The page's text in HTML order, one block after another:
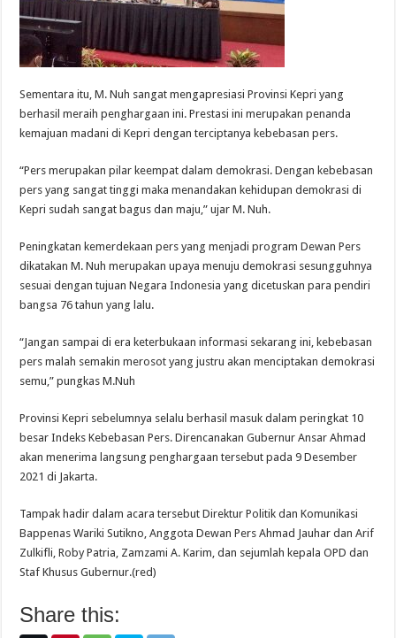
Sementara itu, M. Nuh sangat mengapresiasi Provinsi Kepri yang
berhasil meraih penghargaan ini. Prestasi ini merupakan penanda
kemajuan madani di Kepri dengan terciptanya kebebasan pers.
“Pers merupakan pilar keempat dalam demokrasi. Dengan kebebasan
pers yang sangat tinggi maka menandakan kehidupan demokrasi di
Kepri sudah sangat bagus dan maju,” ujar M. Nuh.
Peningkatan kemerdekaan pers yang menjadi program Dewan Pers
dikatakan M. Nuh merupakan upaya menuju demokrasi sesungguhnya
sesuai dengan tujuan Negara Indonesia yang dicetuskan para pendiri
bangsa 76 tahun yang lalu.
“Jangan sampai di era keterbukaan informasi sekarang ini, kebebasan
pers malah semakin merosot yang justru akan menciptakan demokrasi
semu,” pungkas M.Nuh
Provinsi Kepri sebelumnya selalu berhasil masuk dalam peringkat 10
besar Indeks Kebebasan Pers. Direncanakan Gubernur Ansar Ahmad
akan menerima langsung penghargaan tersebut pada 9 Desember
2021 di Jakarta.
Tampak hadir dalam acara tersebut Direktur Politik dan Komunikasi
Bappenas Wariki Sutikno, Anggota Dewan Pers Ahmad Jauhar dan Arif
Zulkifli, Roby Patria, Zamzami A. Karim, dan sejumlah kepala OPD dan
Staf Khusus Gubernur.(red)
Share this: